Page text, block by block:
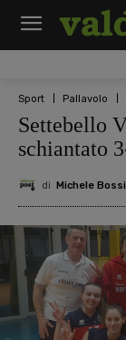
Sport Pallavolo
Settebello
schiantato
di Michele